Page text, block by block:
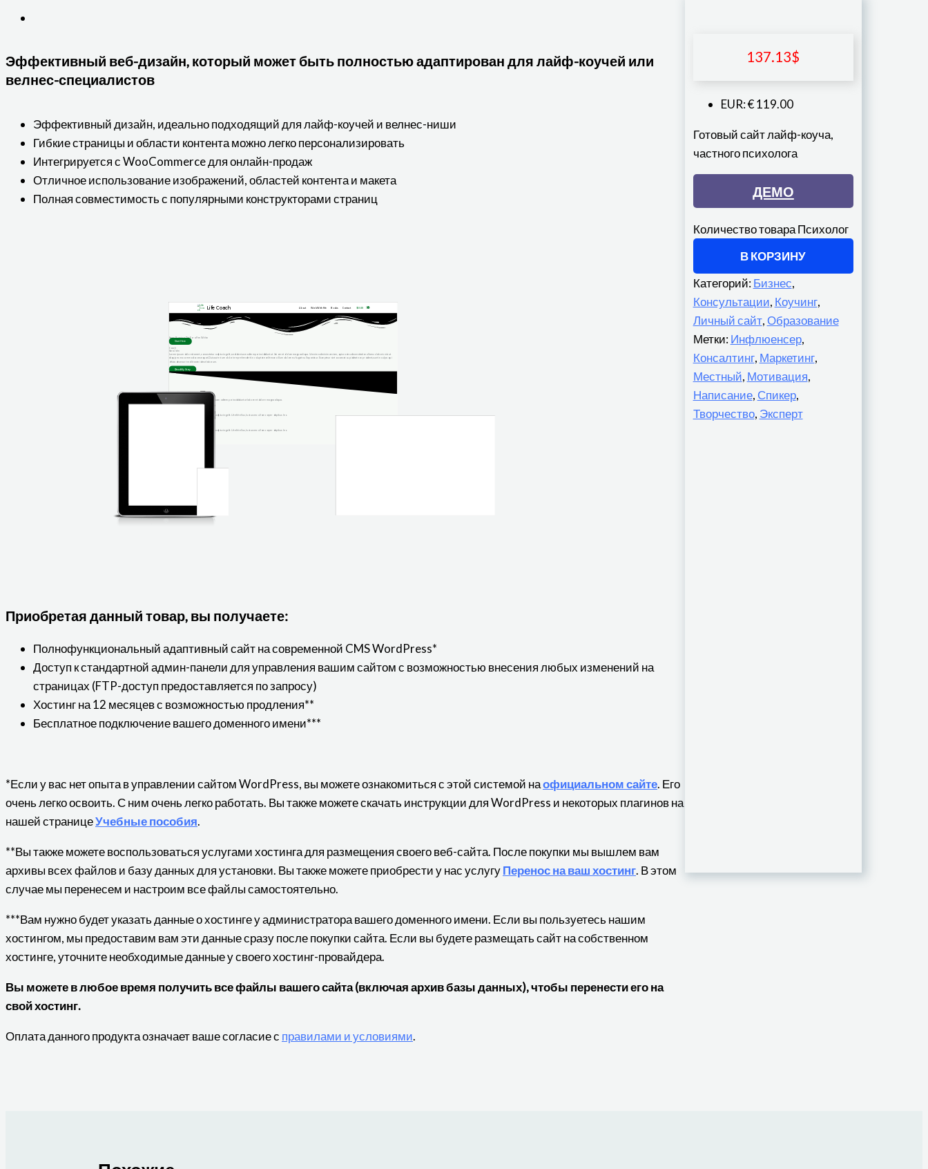
137.13$
EUR:€ 119.00
Готовый сайт лайф-коуча,
частного психолога
ДЕМО
Количество товара Психолог
В КОРЗИНУ
Категорий:Бизнес,
Консультации, Коучинг,
Личный сайт,Образование
Метки:Инфлюенсер,
Консалтинг, Маркетинг,
Местный, Мотивация,
Написание, Спикер,
Творчество, Эксперт
Эффективный веб-дизайн, который может быть полностью адаптирован для лайф-коучей или
велнес-специалистов
Эффективный дизайн, идеально подходящий для лайф-коучей и велнес-ниши
Гибкие страницы и области контента можно легко персонализировать
Интегрируется с WooCommerce для онлайн-продаж
Отличное использование изображений, областей контента и макета
Полная совместимость с популярными конструкторами страниц
Приобретая данный товар, вы получаете:
Полнофункциональный адаптивный сайт на современной CMS WordPress*
Доступ к стандартной админ-панели для управления вашим сайтом с возможностью внесения любых изменений на
страницах (FTP-доступ предоставляется по запросу)
Хостинг на 12 месяцев с возможностью продления**
Бесплатное подключение вашего доменного имени***
*Если у вас нет опыта в управлении сайтом WordPress, вы можете ознакомиться с этой системой наофициальном сайте. Его
очень легко освоить. С ним очень легко работать. Вы также можете скачать инструкции для WordPress и некоторых плагинов на
нашей страницеУчебные пособия.
**Вы также можете воспользоваться услугами хостинга для размещения своего веб-сайта. После покупки мы вышлем вам
архивы всех файлов и базу данных для установки. Вы также можете приобрести у нас услугуПеренос на ваш хостинг. В этом
случае мы перенесем и настроим все файлы самостоятельно.
***Вам нужно будет указать данные о хостинге у администратора вашего доменного имени. Если вы пользуетесь нашим
хостингом, мы предоставим вам эти данные сразу после покупки сайта. Если вы будете размещать сайт на собственном
хостинге, уточните необходимые данные у своего хостинг-провайдера.
Вы можете в любое время получить все файлы вашего сайта (включая архив базы данных), чтобы перенести его на
свой хостинг.
Оплата данного продукта означает ваше согласие с правилами и условиями.